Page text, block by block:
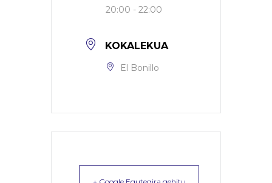
20:00 - 22:00
KOKALEKUA
El Bonillo